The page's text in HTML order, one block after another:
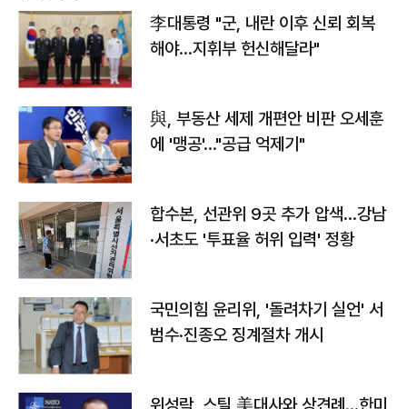
李대통령 "군, 내란 이후 신뢰 회복
해야…지휘부 헌신해달라"
與, 부동산 세제 개편안 비판 오세훈
에 '맹공'…"공급 억제기"
합수본, 선관위 9곳 추가 압색…강남
·서초도 '투표율 허위 입력' 정황
국민의힘 윤리위, '돌려차기 실언' 서
범수·진종오 징계절차 개시
위성락, 스틸 美대사와 상견례…한미